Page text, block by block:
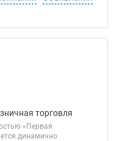
торговля
«Первая
динамично